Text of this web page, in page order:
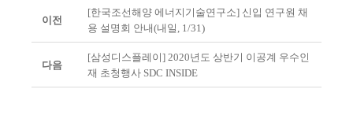
이전
[한국조선해양 에너지기술연구소] 신입 연구원 채
용 설명회 안내(내일, 1/31)
다음
[삼성디스플레이] 2020년도 상반기 이공계 우수인
재 초청행사 SDC INSIDE